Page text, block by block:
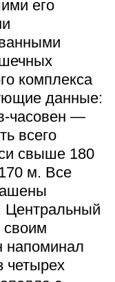
его
комплекса
данные:
часовен —
всего
свыше 180
м. Все
Центральный
напоминал
четырех